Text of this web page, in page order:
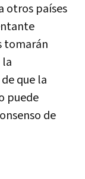
otros países
tomarán
que la
puede
de